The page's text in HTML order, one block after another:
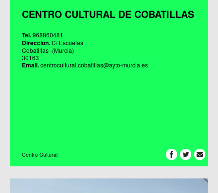
CENTRO CULTURAL DE COBATILLAS
Tel.968860481
Direccion.C/ Escuelas
Cobatillas -(Murcia)
30163
Email.centrocultural.cobatillas@ayto-murcia.es
Centro Cultural